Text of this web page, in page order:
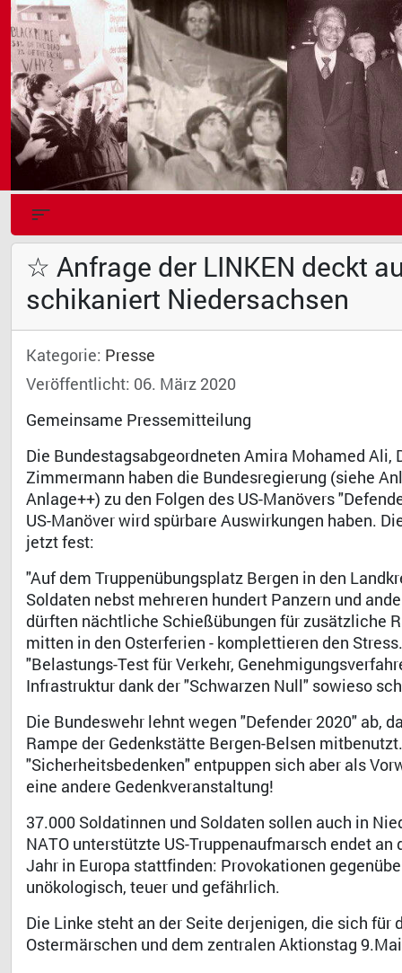
☆ Anfrage der LINKEN deckt
schikaniert Niedersachsen
Kategorie: Presse
Veröffentlicht: 06. März 2020
Gemeinsame Pressemitteilung
Die Bundestagsabgeordneten Amira Mohamed
Zimmermann haben die Bundesregierung (siehe
Anlage++) zu den Folgen des US-Manövers
US-Manöver wird spürbare Auswirkungen haben.
jetzt fest:
"Auf dem Truppenübungsplatz Bergen in den
Soldaten nebst mehreren hundert Panzern und
dürften nächtliche Schießübungen für zusätzliche
mitten in den Osterferien - komplettieren den
"Belastungs-Test für Verkehr,
Infrastruktur dank der "Schwarzen Null" sowieso
Die Bundeswehr lehnt wegen "Defender 2020" ab,
Rampe der Gedenkstätte Bergen-Belsen
"Sicherheitsbedenken" entpuppen sich aber als
eine andere Gedenkveranstaltung!
37.000 Soldatinnen und Soldaten sollen auch in
NATO unterstützte US-Truppenaufmarsch endet
Jahr in Europa stattfinden: Provokationen
unökologisch, teuer und gefährlich.
Die Linke steht an der Seite derjenigen, die sich für
Ostermärschen und dem zentralen Aktionstag